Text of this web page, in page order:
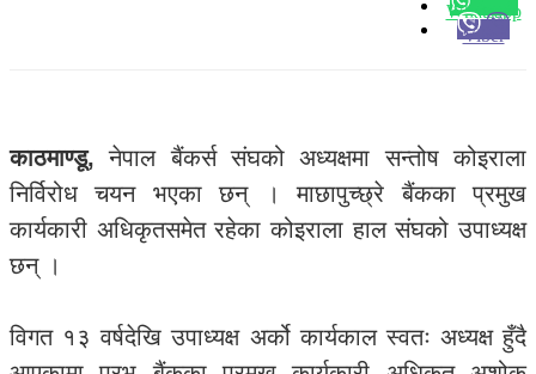
Whatsapp
Viber
काठमाण्डू,नेपाल बैंकर्स संघको अध्यक्षमा सन्तोष कोइराला
निर्विरोध चयन भएका छन् । माछापुच्छ्रे बैंकका प्रमुख
कार्यकारी अधिकृतसमेत रहेका कोइराला हाल संघको उपाध्यक्ष
छन् ।
विगत १३ वर्षदेखि उपाध्यक्ष अर्को कार्यकाल स्वतः अध्यक्ष हुँदै